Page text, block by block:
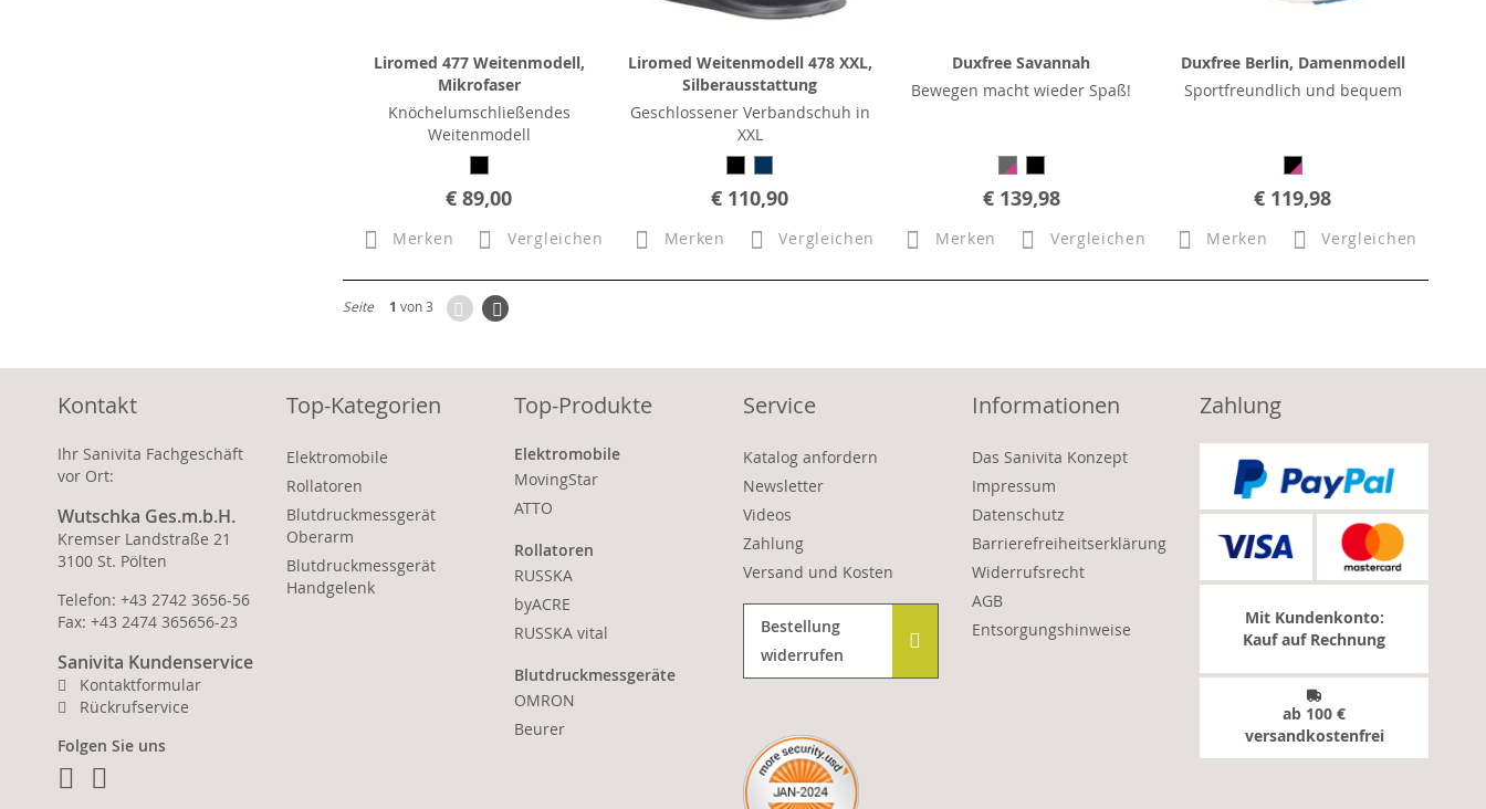
Liromed 477 Weitenmodell,
Mikrofaser
Knöchelumschließendes
Weitenmodell
€ 89,00
Merken Vergleichen
Liromed Weitenmodell 478 XXL,
Silberausstattung
Geschlossener Verbandschuh in
XXL
€ 110,90
Merken Vergleichen
Duxfree Savannah
Bewegen macht wieder Spaß!
€ 139,98
Merken Vergleichen
Duxfree Berlin, Damenmodell
Sportfreundlich und bequem
€ 119,98
Merken Vergleichen
Seite 1 von 3 ZurückSeite
Weiter
Kontakt
Ihr Sanivita Fachgeschäft
vor Ort:
Wutschka Ges.m.b.H.
Kremser Landstraße 21
3100 St. Pölten
Telefon: +43 2742 3656-56
Fax: +43 2474 365656-23
Sanivita Kundenservice
Kontaktformular
Rückrufservice
Folgen Sie uns
Facebook
Top-Kategorien
Elektromobile
Rollatoren
Blutdruckmessgerät
Oberarm
Blutdruckmessgerät
Handgelenk
Top-Produkte
Elektromobile
MovingStar
ATTO
Rollatoren
RUSSKA
byACRE
RUSSKA vital
Blutdruckmessgeräte
OMRON
Beurer
Service
Katalog anfordern
Newsletter
Videos
Zahlung
Versand und Kosten
Bestellung
widerrufen
Informationen
Das Sanivita Konzept
Impressum
Datenschutz
Barrierefreiheitserklärung
Widerrufsrecht
AGB
Entsorgungshinweise
Zahlung
Mit Kundenkonto:
Kauf auf Rechnung
ab 100 €
versandkostenfrei